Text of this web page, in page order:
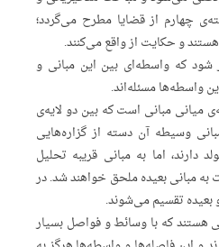
چهارم از قضایا مطرح می‌گردد؛
و حکایت از واقع می‌کنند.
که واسطه‌ای بین این مبانی و
واسطه‌ها مسئله‌اند.
میانی مبانی است که بین دو لایه‌ی
وسیطه آن دسته از گزاره‌هایی
اما به مبانی قریبه تحلیل
مبانی بعیده ملحق خواهند شد. در
بعیده تقسیم می‌‌شوند.
هستند که با وسائط و فواصل بسیار